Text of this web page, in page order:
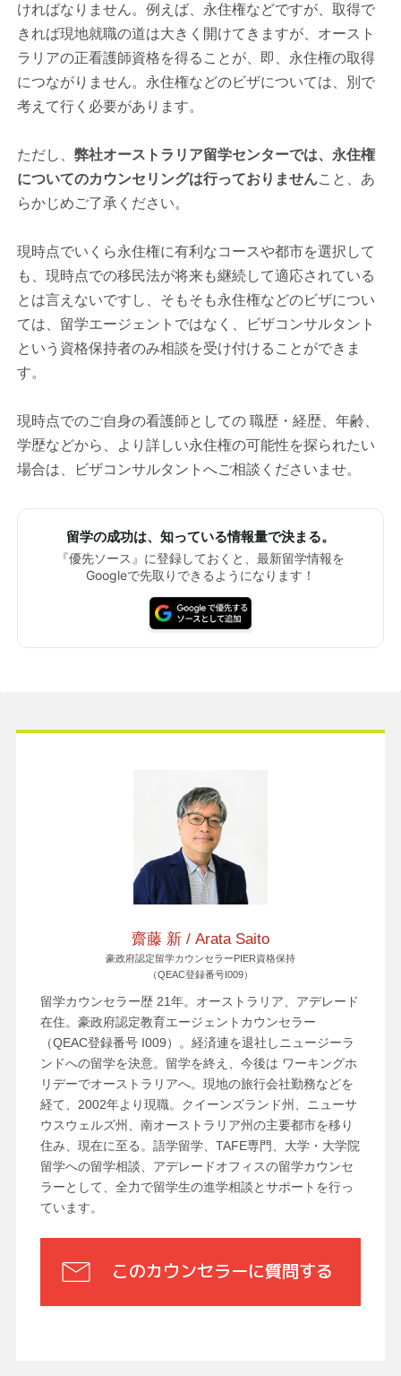
ければなりません。例えば、永住権などですが、取得で
きれば現地就職の道は大きく開けてきますが、オースト
ラリアの正看護師資格を得ることが、即、永住権の取得
につながりません。永住権などのビザについては、別で
考えて行く必要があります。
ただし、弊社オーストラリア留学センターでは、永住権
についてのカウンセリングは行っておりませんこと、あ
らかじめご了承ください。
現時点でいくら永住権に有利なコースや都市を選択して
も、現時点での移民法が将来も継続して適応されている
とは言えないですし、そもそも永住権などのビザについ
ては、留学エージェントではなく、ビザコンサルタント
という資格保持者のみ相談を受け付けることができま
す。
現時点でのご自身の看護師としての 職歴・経歴、年齢、
学歴などから、より詳しい永住権の可能性を探られたい
場合は、ビザコンサルタントへご相談くださいませ。
留学の成功は、知っている情報量で決まる。
『優先ソース』に登録しておくと、最新留学情報を
Googleで先取りできるようになります！
齋藤 新 / Arata Saito
豪政府認定留学カウンセラーPIER資格保持
（QEAC登録番号I009）
留学カウンセラー歴 21年。オーストラリア、アデレード
在住。豪政府認定教育エージェントカウンセラー
（QEAC登録番号 I009）。経済連を退社しニュージーラ
ンドへの留学を決意。留学を終え、今後は ワーキングホ
リデーでオーストラリアへ。現地の旅行会社勤務などを
経て、2002年より現職。クイーンズランド州、ニューサ
ウスウェルズ州、南オーストラリア州の主要都市を移り
住み、現在に至る。語学留学、TAFE専門、大学・大学院
留学への留学相談、アデレードオフィスの留学カウンセ
ラーとして、全力で留学生の進学相談とサポートを行っ
ています。
このカウンセラーに質問する